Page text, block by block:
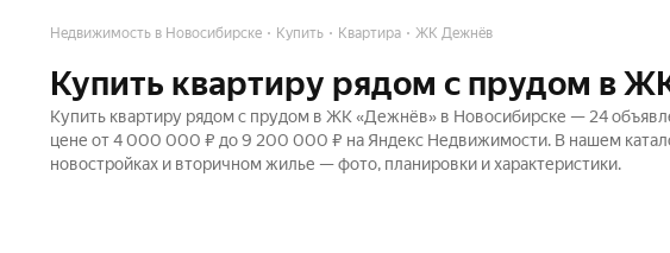
Недвижимость в Новосибирске Купить Квартира ЖК Дежнёв
Купить квартиру рядом с прудом в
Купить квартиру рядом с прудом в ЖК «Дежнёв» в Новосибирске — 24
цене от 4 000 000 ₽ до 9 200 000 ₽ на Яндекс Недвижимости. В нашем
новостройках и вторичном жилье — фото, планировки и характеристики.